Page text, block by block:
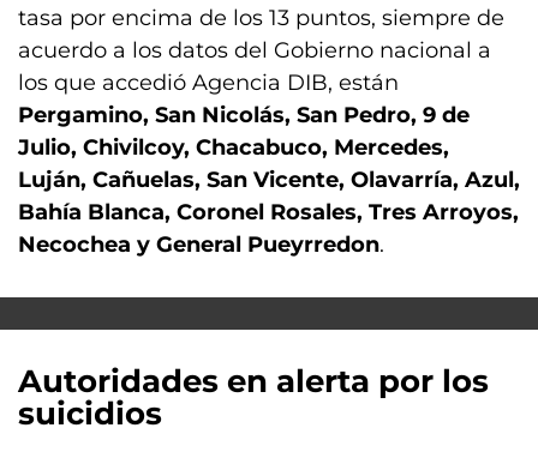
tasa por encima de los 13 puntos, siempre de
acuerdo a los datos del Gobierno nacional a
los que accedió Agencia DIB, están
Pergamino, San Nicolás, San Pedro, 9 de
Julio, Chivilcoy, Chacabuco, Mercedes,
Luján, Cañuelas, San Vicente, Olavarría, Azul,
Bahía Blanca, Coronel Rosales, Tres Arroyos,
Necochea y General Pueyrredon.
Autoridades en alerta por los
suicidios